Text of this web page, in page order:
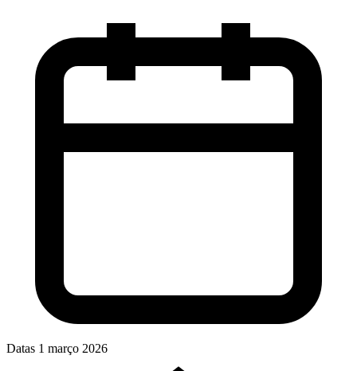
Datas 1 março 2026